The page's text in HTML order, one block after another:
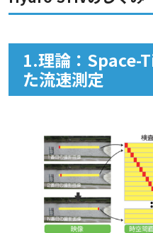
1.理論：Space-
た流速測定